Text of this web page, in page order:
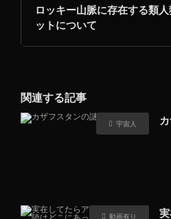
ロッキー山脈に存在する類
ットについて
関連する記事
宇宙人
動画有り